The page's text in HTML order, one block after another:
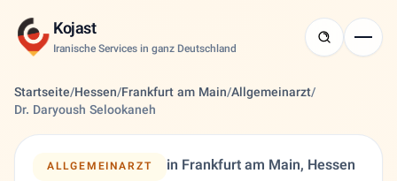
Kojast
Iranische Services in ganz Deutschland
Startseite/Hessen/Frankfurt am Main/Allgemeinarzt/
Dr. Daryoush Selookaneh
ALLGEMEINARZT in Frankfurt am Main, Hessen